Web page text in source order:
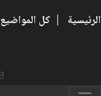
الرئيسية | كل المواضيع